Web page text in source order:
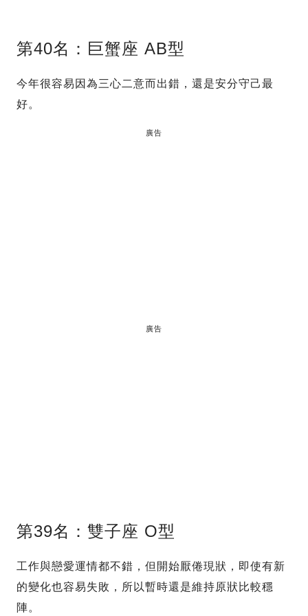
第40名：巨蟹座 AB型
今年很容易因為三心二意而出錯，還是安分守己最
好。
廣告
廣告
第39名：雙子座 O型
工作與戀愛運情都不錯，但開始厭倦現狀，即使有新
的變化也容易失敗，所以暫時還是維持原狀比較穩
陣。